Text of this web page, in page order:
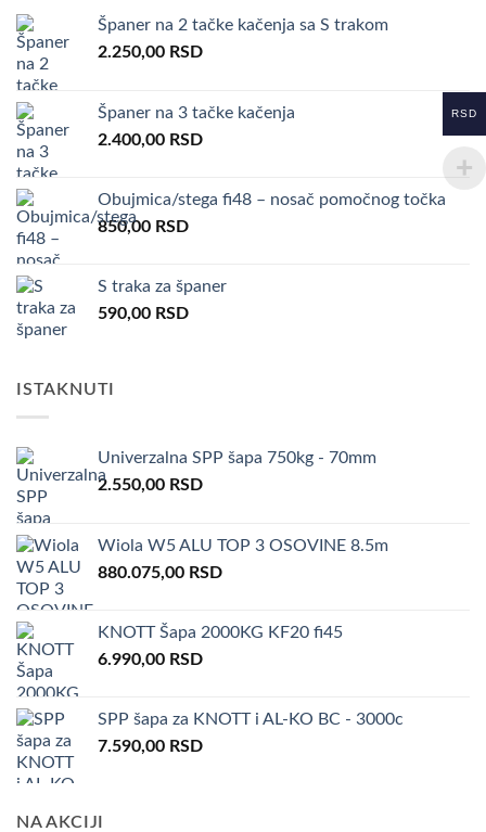
Španer na 2 tačke kačenja sa S trakom
2.250,00 RSD
Španer na 3 tačke kačenja
2.400,00 RSD
Obujmica/stega fi48 – nosač pomočnog točka
850,00 RSD
S traka za španer
590,00 RSD
ISTAKNUTI
Univerzalna SPP šapa 750kg - 70mm
2.550,00 RSD
Wiola W5 ALU TOP 3 OSOVINE 8.5m
880.075,00 RSD
KNOTT Šapa 2000KG KF20 fi45
6.990,00 RSD
SPP šapa za KNOTT i AL-KO BC - 3000c
7.590,00 RSD
NA AKCIJI
RSD